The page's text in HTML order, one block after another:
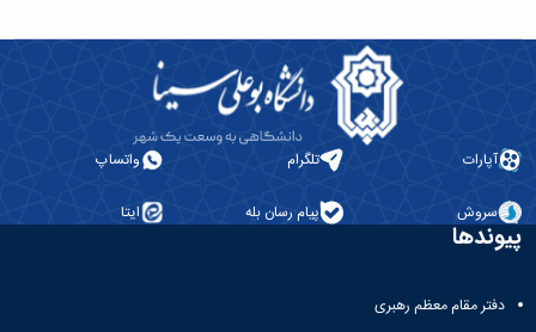
آپارات تلگرام واتساپ
سروش پیام رسان بله ایتا
پیوندها
دفتر مقام معظم رهبری